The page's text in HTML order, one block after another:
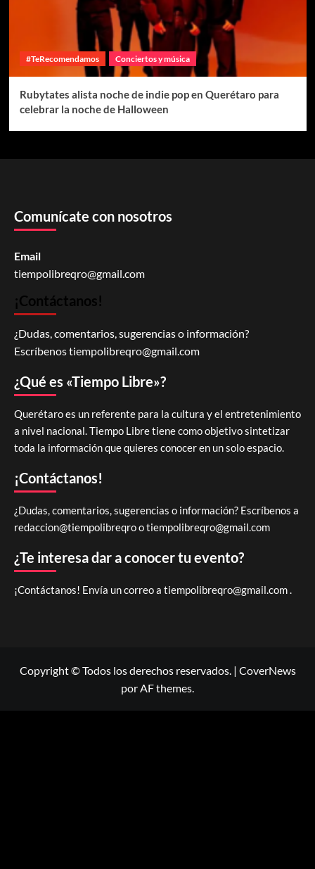
#TeRecomendamos Conciertos y música
Rubytates alista noche de indie pop en Querétaro para
celebrar la noche de Halloween
Comunícate con nosotros
Email
tiempolibreqro@gmail.com
¡Contáctanos!
¿Dudas, comentarios, sugerencias o información?
Escríbenostiempolibreqro@gmail.com
¿Qué es «Tiempo Libre»?
Querétaro es un referente para la cultura y el entretenimiento
a nivel nacional. Tiempo Libre tiene como objetivo sintetizar
toda la información que quieres conocer en un solo espacio.
¡Contáctanos!
¿Dudas, comentarios, sugerencias o información? Escríbenos a
redaccion@tiempolibreqro otiempolibreqro@gmail.com
¿Te interesa dar a conocer tu evento?
¡Contáctanos! Envía un correo a tiempolibreqro@gmail.com
Copyright © Todos los derechos reservados. | CoverNews
por AF themes.